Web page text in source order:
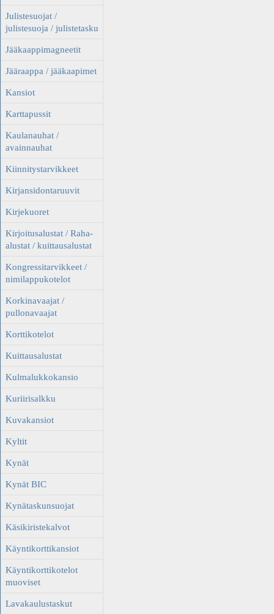
Julistesuojat /
julistesuoja / julistetasku
Jääkaappimagneetit
Jääraappa / jääkaapimet
Kansiot
Karttapussit
Kaulanauhat /
avainnauhat
Kiinnitystarvikkeet
Kirjansidontaruuvit
Kirjekuoret
Kirjoitusalustat / Raha-
alustat / kuittausalustat
Kongressitarvikkeet /
nimilappukotelot
Korkinavaajat /
pullonavaajat
Korttikotelot
Kuittausalustat
Kulmalukkokansio
Kuriirisalkku
Kuvakansiot
Kyltit
Kynät
Kynät BIC
Kynätaskunsuojat
Käsikiristekalvot
Käyntikorttikansiot
Käyntikorttikotelot
muoviset
Lavakaulustaskut